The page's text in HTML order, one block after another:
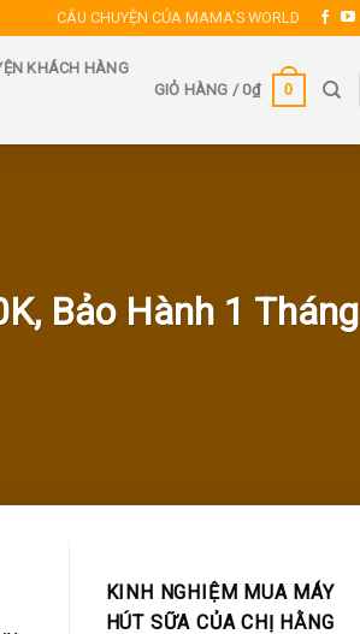
CÂU CHUYỆN CỦA MAMA’S WORLD
KHÁCH HÀNG
GIỎ HÀNG / 0₫ 0
Bảo Hành 1 Tháng
KINH NGHIỆM MUA MÁY
HÚT SỮA CỦA CHỊ HẰNG